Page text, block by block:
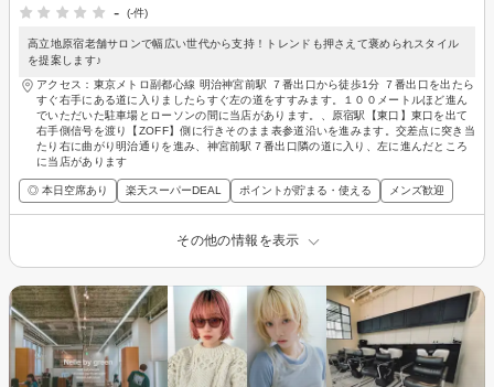
- (-件)
高立地原宿老舗サロンで幅広い世代から支持！トレンドも押さえて褒められスタイル
を提案します♪
アクセス：東京メトロ副都心線 明治神宮前駅 ７番出口から徒歩1分 ７番出口を出たら
すぐ右手にある道に入りましたらすぐ左の道をすすみます。１００メートルほど進ん
でいただいた駐車場とローソンの間に当店があります。、原宿駅【東口】東口を出て
右手側信号を渡り【ZOFF】側に行きそのまま表参道沿いを進みます。交差点に突き当
たり右に曲がり明治通りを進み、神宮前駅７番出口隣の道に入り、左に進んだところ
に当店があります
◎ 本日空席あり 楽天スーパーDEAL ポイントが貯まる・使える メンズ歓迎
その他の情報を表示